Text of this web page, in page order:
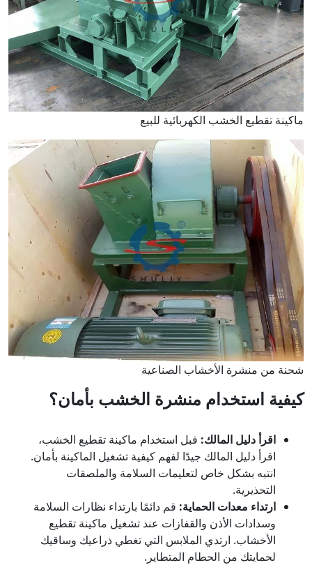
ماكينة تقطيع الخشب الكهربائية للبيع
شحنة من منشرة الأخشاب الصناعية
كيفية استخدام منشرة الخشب بأمان؟
اقرأ دليل المالك: قبل استخدام ماكينة تقطيع الخشب،
اقرأ دليل المالك جيدًا لفهم كيفية تشغيل الماكينة بأمان.
انتبه بشكل خاص لتعليمات السلامة والملصقات
التحذيرية.
ارتداء معدات الحماية: قم دائمًا بارتداء نظارات السلامة
وسدادات الأذن والقفازات عند تشغيل ماكينة تقطيع
الأخشاب. ارتدي الملابس التي تغطي ذراعيك وساقيك
لحمايتك من الحطام المتطاير.